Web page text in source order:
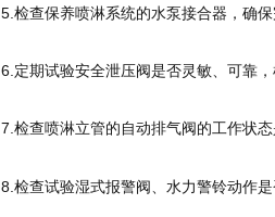
5.检查保养喷淋系统的水泵接合器，确保
6.定期试验安全泄压阀是否灵敏、可靠
7.检查喷淋立管的自动排气阀的工作状态
8.检查试验湿式报警阀、水力警铃动作